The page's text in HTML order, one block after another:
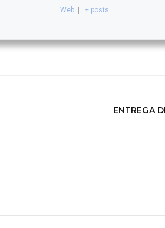
Web | + posts
ENTREGA